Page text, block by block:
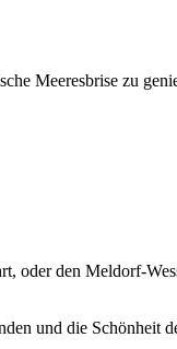
Meeresbrise zu
oder den Meldorf-
und die Schönheit